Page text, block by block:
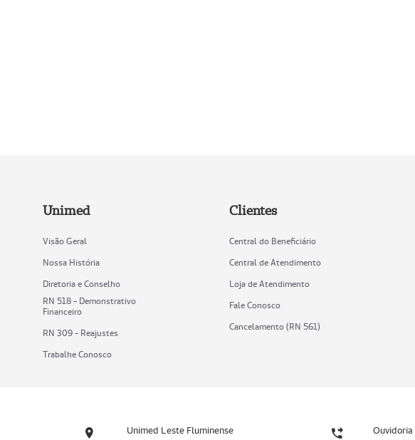
Unimed
Visão Geral
Nossa História
Diretoria e Conselho
RN 518 - Demonstrativo
Financeiro
RN 309 - Reajustes
Trabalhe Conosco
Clientes
Central do Beneficiário
Central de Atendimento
Loja de Atendimento
Fale Conosco
Cancelamento (RN 561)
Unimed Leste Fluminense Ouvidoria